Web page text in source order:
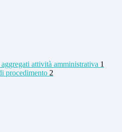
attività amministrativa 1
procedimento 2